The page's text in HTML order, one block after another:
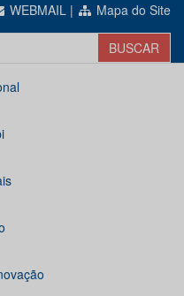
WEBMAIL | Mapa do Site